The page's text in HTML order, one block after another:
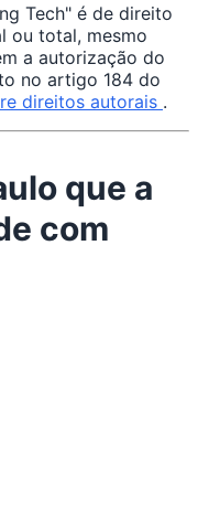
Tech" é de direito
ou total, mesmo
a autorização do
no artigo 184 do
direitos autorais .
que a
com